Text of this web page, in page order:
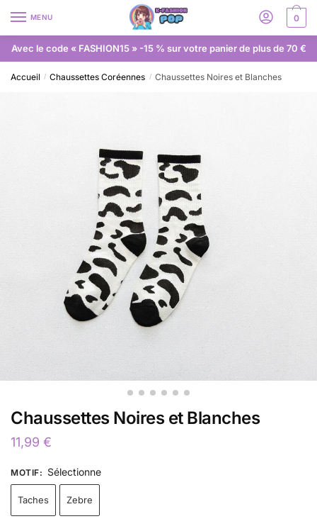
MENU 0
Avec le code « FASHION15 » -15 % sur votre panier de plus de 70 €
Accueil / Chaussettes Coréennes / Chaussettes Noires et Blanches
Chaussettes Noires et Blanches
11,99 €
MOTIF: Sélectionne
Taches Zebre